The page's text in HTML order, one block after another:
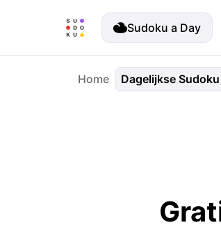
Sudoku a Day
Home Dagelijkse Sudoku